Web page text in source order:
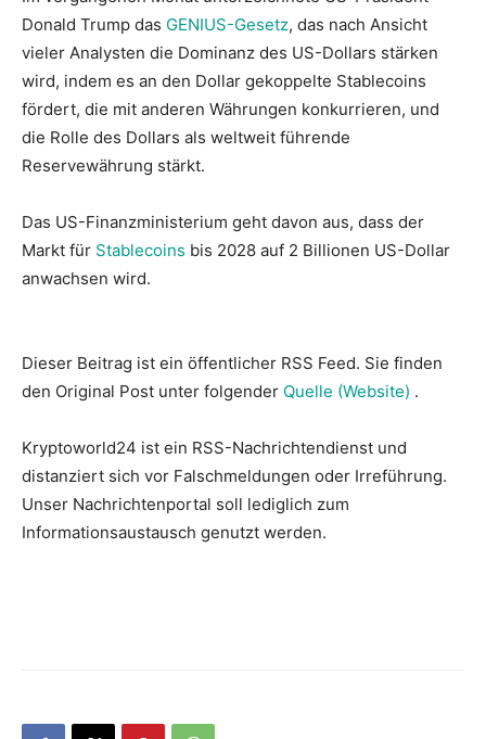
Donald Trump das GENIUS-Gesetz, das nach Ansicht
vieler Analysten die Dominanz des US-Dollars stärken
wird, indem es an den Dollar gekoppelte Stablecoins
fördert, die mit anderen Währungen konkurrieren, und
die Rolle des Dollars als weltweit führende
Reservewährung stärkt.
Das US-Finanzministerium geht davon aus, dass der
Markt für Stablecoins bis 2028 auf 2 Billionen US-Dollar
anwachsen wird.
Dieser Beitrag ist ein öffentlicher RSS Feed. Sie finden
den Original Post unter folgender Quelle (Website) .
Kryptoworld24 ist ein RSS-Nachrichtendienst und
distanziert sich vor Falschmeldungen oder Irreführung.
Unser Nachrichtenportal soll lediglich zum
Informationsaustausch genutzt werden.